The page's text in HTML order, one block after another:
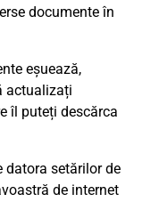
documente în
eșuează,
actualizați
îl puteți descărca
datora setărilor de
de internet